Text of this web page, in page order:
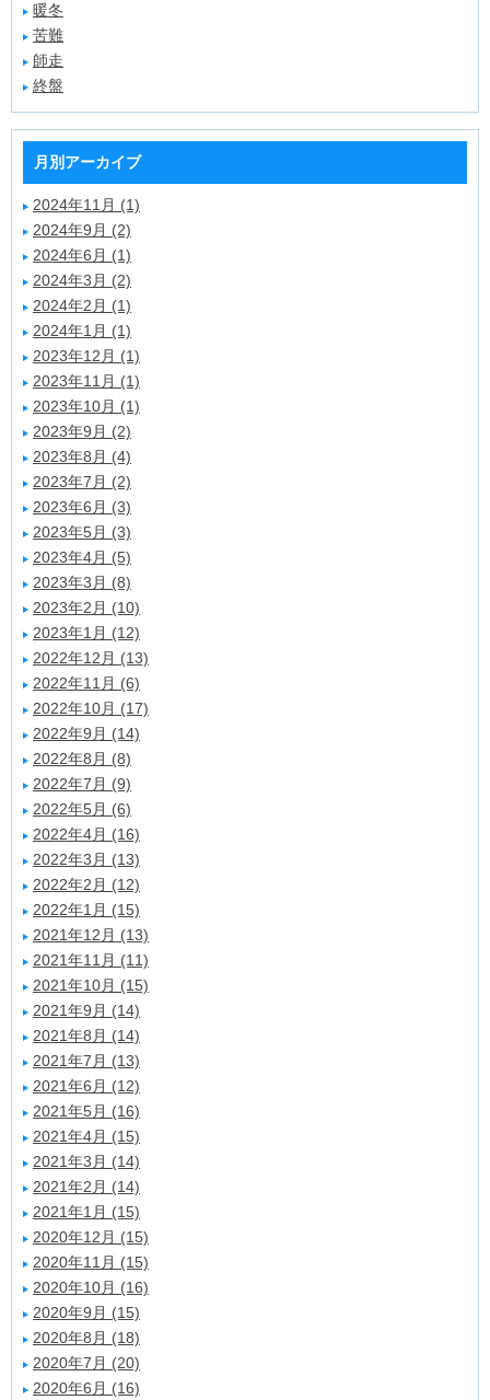
暖冬
苦難
師走
終盤
月別アーカイブ
2024年11月 (1)
2024年9月 (2)
2024年6月 (1)
2024年3月 (2)
2024年2月 (1)
2024年1月 (1)
2023年12月 (1)
2023年11月 (1)
2023年10月 (1)
2023年9月 (2)
2023年8月 (4)
2023年7月 (2)
2023年6月 (3)
2023年5月 (3)
2023年4月 (5)
2023年3月 (8)
2023年2月 (10)
2023年1月 (12)
2022年12月 (13)
2022年11月 (6)
2022年10月 (17)
2022年9月 (14)
2022年8月 (8)
2022年7月 (9)
2022年5月 (6)
2022年4月 (16)
2022年3月 (13)
2022年2月 (12)
2022年1月 (15)
2021年12月 (13)
2021年11月 (11)
2021年10月 (15)
2021年9月 (14)
2021年8月 (14)
2021年7月 (13)
2021年6月 (12)
2021年5月 (16)
2021年4月 (15)
2021年3月 (14)
2021年2月 (14)
2021年1月 (15)
2020年12月 (15)
2020年11月 (15)
2020年10月 (16)
2020年9月 (15)
2020年8月 (18)
2020年7月 (20)
2020年6月 (16)